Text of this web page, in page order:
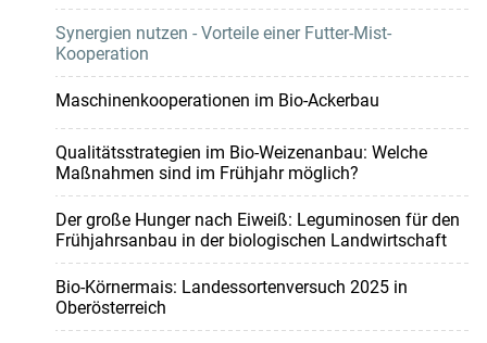
Synergien nutzen - Vorteile einer Futter-Mist-
Kooperation
Maschinenkooperationen im Bio-Ackerbau
Qualitätsstrategien im Bio-Weizenanbau: Welche
Maßnahmen sind im Frühjahr möglich?
Der große Hunger nach Eiweiß: Leguminosen für den
Frühjahrsanbau in der biologischen Landwirtschaft
Bio-Körnermais: Landessortenversuch 2025 in
Oberösterreich